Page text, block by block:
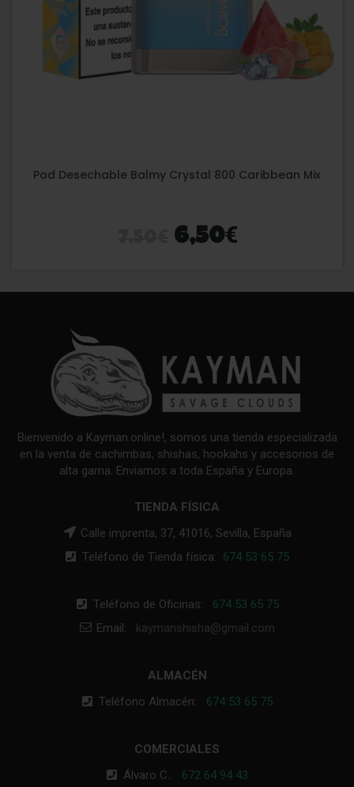
Pod Desechable Balmy Crystal 800 Caribbean Mix
6,50€
Bienvenido a Kayman.online!, somos una tienda especializada
en la venta de cachimbas, shishas, hookahs y accesorios de
alta gama. Enviamos a toda España y Europa.
TIENDA FÍSICA
Calle imprenta, 37, 41016, Sevilla, España
Teléfono de Tienda física: 674 53 65 75
Teléfono de Oficinas: 674 53 65 75
Email: kaymanshisha@gmail.com
ALMACÉN
Teléfono Almacén: 674 53 65 75
COMERCIALES
Álvaro C.: 672 64 94 43